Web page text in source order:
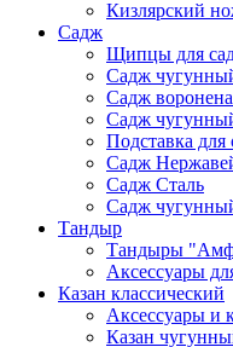
Кизлярский
Садж
Щипцы для
Садж
Садж
Садж
Подставка для
Садж
Садж Сталь
Садж
Тандыр
Тандыры
Аксессуары
Казан классический
Аксессуары и
Казан